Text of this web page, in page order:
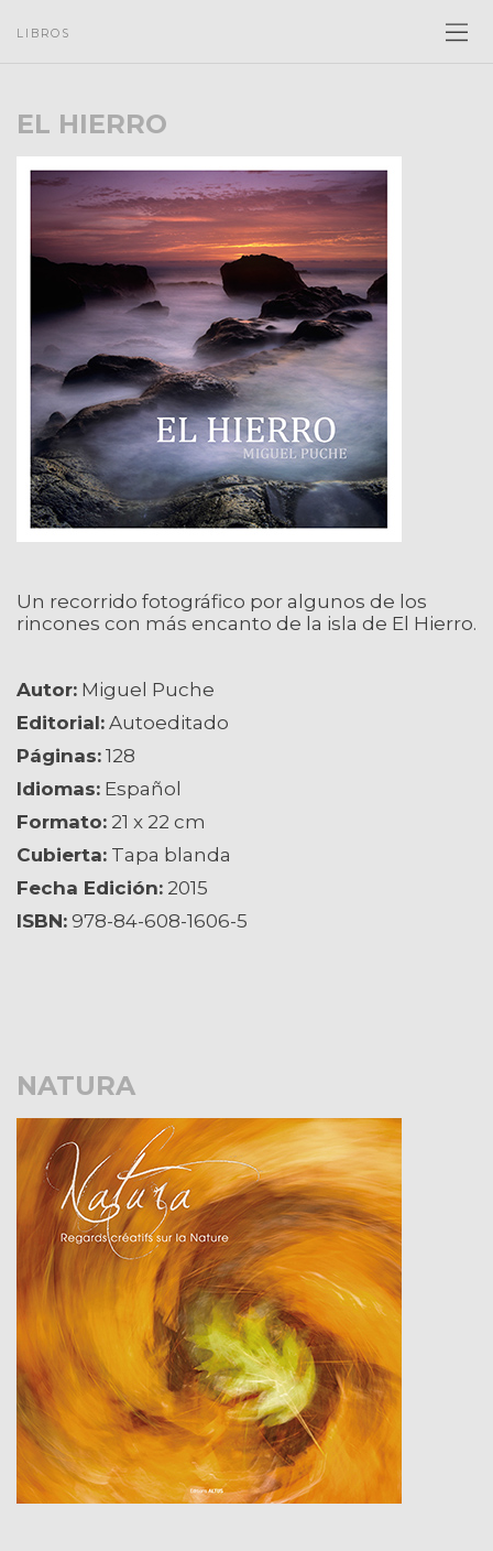
LIBROS
EL HIERRO
Un recorrido fotográfico por algunos de los
rincones con más encanto de la isla de El Hierro.
Autor: Miguel Puche
Editorial: Autoeditado
Páginas: 128
Idiomas: Español
Formato: 21 x 22 cm
Cubierta: Tapa blanda
Fecha Edición: 2015
ISBN: 978-84-608-1606-5
NATURA